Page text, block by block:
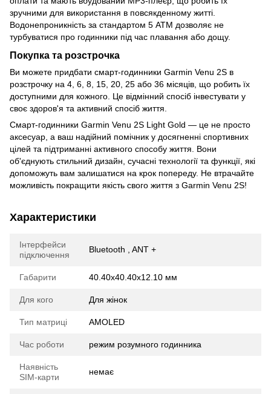
зручними для використання в повсякденному житті.
Водонепроникність за стандартом 5 ATM дозволяє не
турбуватися про годинники під час плавання або дощу.
Покупка та розстрочка
Ви можете придбати смарт-годинники Garmin Venu 2S в
розстрочку на 4, 6, 8, 15, 20, 25 або 36 місяців, що робить їх
доступними для кожного. Це відмінний спосіб інвестувати у
своє здоров'я та активний спосіб життя.
Смарт-годинники Garmin Venu 2S Light Gold — це не просто
аксесуар, а ваш надійний помічник у досягненні спортивних
цілей та підтриманні активного способу життя. Вони
об'єднують стильний дизайн, сучасні технології та функції, які
допоможуть вам залишатися на крок попереду. Не втрачайте
можливість покращити якість свого життя з Garmin Venu 2S!
Характеристики
Інтерфейси
підключення
Bluetooth , ANT +
Габарити 40.40x40.40x12.10 мм
Для кого Для жінок
Тип матриці AMOLED
Час роботи режим розумного годинника
Наявність
SIM-карти
немає